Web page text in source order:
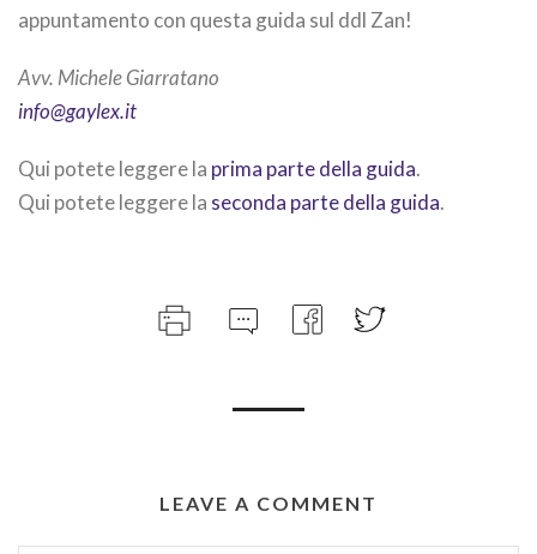
appuntamento con questa guida sul ddl Zan!
Avv. Michele Giarratano
info@gaylex.it
Qui potete leggere la prima parte della guida.
Qui potete leggere la seconda parte della guida.
LEAVE A COMMENT